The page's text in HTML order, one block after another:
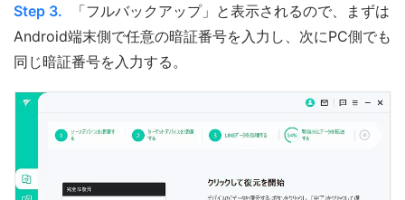
Step 3.
「フルバックアップ」と表示されるので、まずは
Android端末側で任意の暗証番号を入力し、次にPC側でも
同じ暗証番号を入力する。